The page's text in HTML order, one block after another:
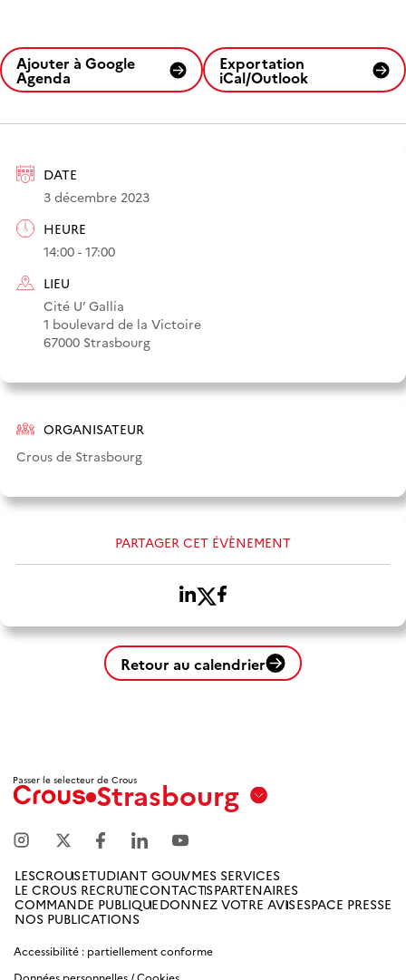
DATE
3 décembre 2023
HEURE
14:00 - 17:00
LIEU
Cité U’ Gallia
1 boulevard de la Victoire
67000 Strasbourg
ORGANISATEUR
Crous de Strasbourg
PARTAGER CET ÉVÈNEMENT
Ajouter à Google
Agenda
Exportation
iCal/Outlook
Retour au calendrier
Passer le selecteur de CrousStrasbourg
Marseille
Amiens
Picardie
Antilles
LESCROUSETUDIANT GOUVMES SERVICES
LE CROUS RECRUTECONTACTSPARTENAIRES
COMMANDE PUBLIQUEDONNEZ VOTRE AVISESPACE PRESSE
NOS PUBLICATIONS
Accessibilité : partiellement conforme